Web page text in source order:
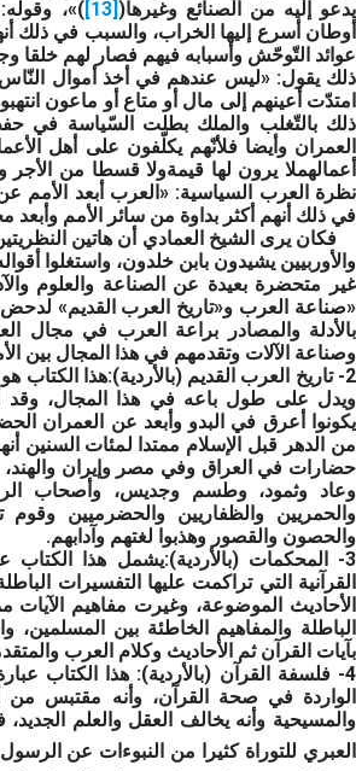
يدعو إليه من الصنائع وغيرها( [13]
)»،
أوطان أسرع إليها الخراب، والسبب في ذلك
عوائد التّوحّش وأسبابه فيهم فصار لهم خلقا
ذلك يقول: «ليس عندهم في أخذ أموال النّاس
امتدّت أعينهم إلى مال أو متاع أو ماعون
ذلك بالتّغلب والملك بطلت السّياسة في
العمران وأيضا فلأنّهم يكلّفون على أهل
أعمالهملا يرون لها قيمةولا قسطا من الأجر
نظرة العرب السياسية: «العرب أبعد الأمم
في ذلك أنهم أكثر بداوة من سائر الأمم وأبعد
فكان يرى الشيخ العمادي أن هاتين
والأوربيين يشيدون بابن خلدون، واستغلوا
غير متحضرة بعيدة عن الصناعة والعلوم
«صناعة العرب و«تاريخ العرب القديم» لدحض
بالأدلة والمصادر براعة العرب في مجال
وصناعة الآلات وتقدمهم في هذا المجال بين
2- تاريخ العرب القديم
(بالأردية):هذا الكتاب
ويدل على طول باعه في هذا المجال، وقد
يكونوا أعرق في البدو وأبعد عن العمران
من الدهر قبل الإسلام ممتدا لمئات السنين
حضارات في العراق وفي مصر وإيران والهند،
وعاد وثمود، وطسم وجديس، وأصحاب
والحمريين والظفاريين والحضرميين وقوم
والحصون والقصور وهذبوا لغتهم وآدابهم.
3- المحكمات
(بالأردية):يشمل هذا
القرآنية التي تراكمت عليها التفسيرات
الأحاديث الموضوعة، وغيرت مفاهيم الآيات
الباطلة والمفاهيم الخاطئة بين المسلمين،
بآيات القرآن ثم الأحاديث وكلام العرب
4- فلسفة القرآن
(بالأردية): هذا الكتاب
الواردة في صحة القرآن، وأنه مقتبس من
والمسيحية وأنه يخالف العقل والعلم
العبري للتوراة كثيرا من النبوءات عن